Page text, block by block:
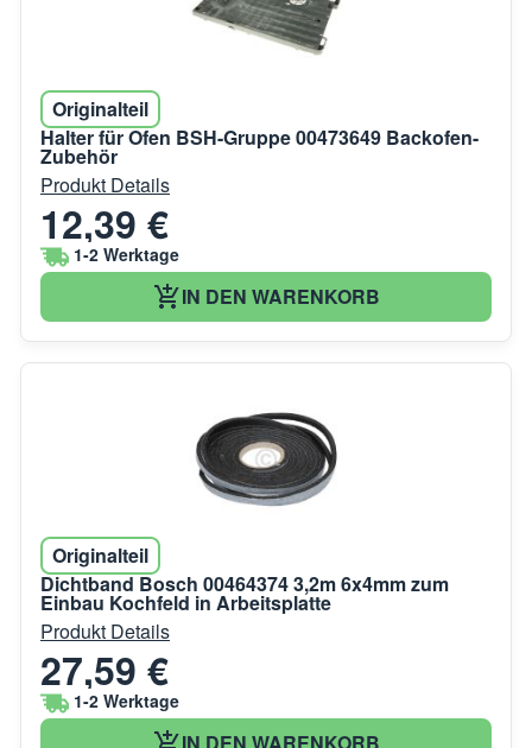
Originalteil
Halter für Ofen BSH-Gruppe 00473649 Backofen-
Zubehör
Produkt Details
12,39 €
1-2 Werktage
IN DEN WARENKORB
Originalteil
Dichtband Bosch 00464374 3,2m 6x4mm zum
Einbau Kochfeld in Arbeitsplatte
Produkt Details
27,59 €
1-2 Werktage